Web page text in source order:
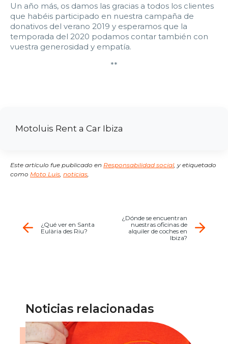
Un año más, os damos las gracias a todos los clientes
que habéis participado en nuestra campaña de
donativos del verano 2019 y esperamos que la
temporada del 2020 podamos contar también con
vuestra generosidad y empatía.
**
Motoluis Rent a Car Ibiza
Este artículo fue publicado en Responsabilidad social y etiquetado
como Moto Luis noticias
¿Qué ver en Santa
Eulària des Riu?
¿Dónde se encuentran
nuestras oficinas de
alquiler de coches en
Ibiza?
Noticias relacionadas